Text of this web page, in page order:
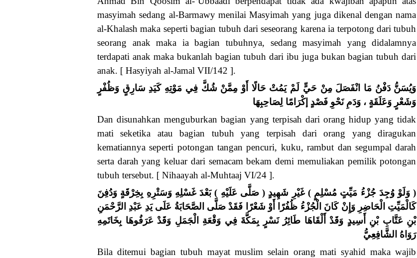
masyimah sedang al-Barmawy menilai Masyimah yang juga dikenal dengan nama
al-Khalash maka seperti bagian tubuh dari seseorang karena ia terpotong dari tubuh
seorang anak maka ia bagian tubuhnya, sedang masyimah yang didalamnya
terdapati anak maka bukanlah bagian tubuh dari ibu juga bukan bagian tubuh dari
anak. [ Hasyiyah al-Jamal VII/142 ].
وَيُسَنُّ دَفْنُ مَا انْفَصَلَ مِنْ حَيٍّ لَمْ يَمُتْ حَالًا أَوْ مِمَّنْ شُكَّ فِي مَوْتِهِ كَيَدِ سَارِقٍ وَظُفْرٍ
وَشَعْرٍ وَعَلَقَةٍ ، وَدَمِ نَحْوِ فَصْدٍ إكْرَامًا لِصَاحِبِهَا
Dan disunahkan menguburkan bagian yang terpisah dari orang hidup yang tidak
mati seketika atau bagian tubuh yang terpisah dari orang yang diragukan
kematiannya seperti potongan tangan pencuri, kuku, rambut dan segumpal darah
serta darah yang keluar dari semacam bekam demi memuliakan pemilik potongan
tubuh tersebut. [ Nihaayah al-Muhtaaj VI/24 ].
( وَلَوْ وُجِدَ جُزْءُ مَيِّتٍ مُسْلِمٍ ) غَيْرِ شَهِيدٍ ( صَلَّى عَلَيْهِ ) بَعْدَ غَسْلِهِ وَسَتْرِهِ بِخِرْقَةٍ وَدُفِنَ
كَالْمَيِّتِ الْحَاضِرِ وَإِنْ كَانَ الْجُزْءُ ظُفُرًا أَوْ شَعْرًا فَقَدْ صَلَّى الصَّحَابَةُ عَلَى يَدِ عَبْدِ الرَّحْمَنِ
بْنِ عَتَّابِ بْنِ أَسِيدٍ وَقَدْ أَلْقَاهَا طَائِرُ نَسْرٍ بِمَكَّةَ فِي وَقْعَةِ الْجَمَلِ وَقَدْ عَرَفُوهَا بِخَاتَمِهِ
رَوَاهُ الشَّافِعِيُّ
Bila ditemui bagian tubuh mayat muslim selain orang mati syahid maka wajib